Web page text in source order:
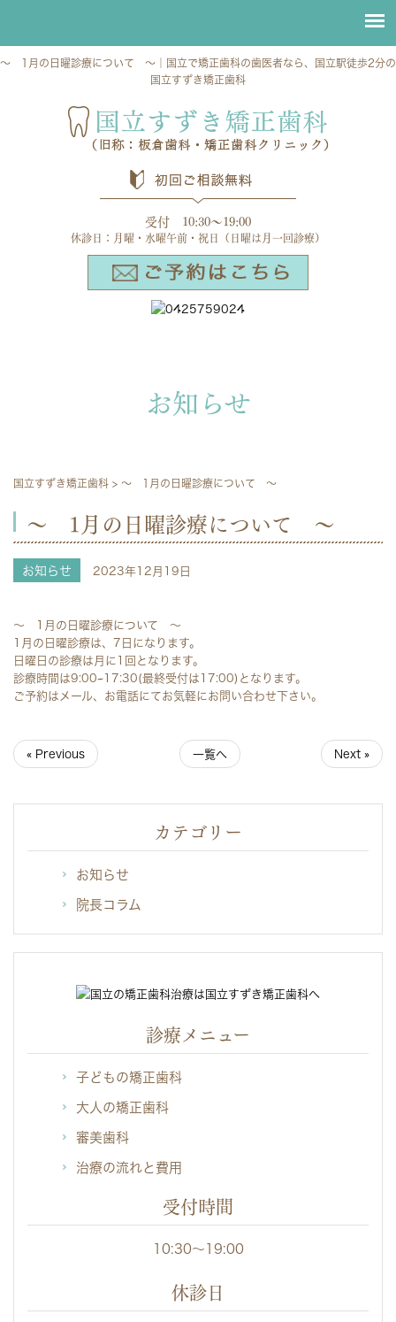
～ 1月の日曜診療について ～｜国立で矯正歯科の歯医者なら、国立駅徒歩2分の
国立すずき矯正歯科
受付 10:30～19:00
休診日：月曜・水曜午前・祝日（日曜は月一回診療）
お知らせ
国立すずき矯正歯科 > ～ 1月の日曜診療について ～
～ 1月の日曜診療について ～
お知らせ 2023年12月19日
～ 1月の日曜診療について ～
1月の日曜診療は、7日になります。
日曜日の診療は月に1回となります。
診療時間は9:00~17:30(最終受付は17:00)となります。
ご予約はメール、お電話にてお気軽にお問い合わせ下さい。
« Previous 一覧へ Next »
カテゴリー
お知らせ
院長コラム
診療メニュー
子どもの矯正歯科
大人の矯正歯科
審美歯科
治療の流れと費用
受付時間
10:30～19:00
休診日